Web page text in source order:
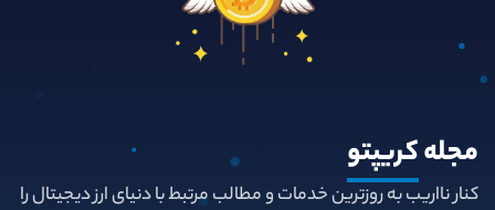
مجلهکریپتو
کنار نااریب به روزترین خدمات و مطالب مرتبط با دنیای ارز دیجیتال را